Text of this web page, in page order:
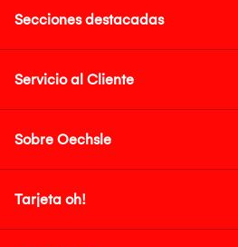
Secciones destacadas
Servicio al Cliente
Sobre Oechsle
Tarjeta oh!